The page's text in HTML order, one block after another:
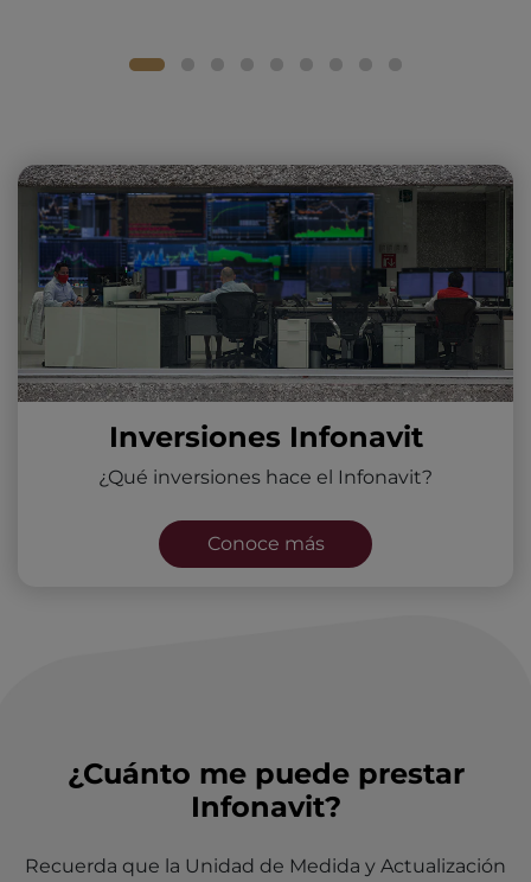
Inversiones Infonavit
¿Qué inversiones hace el Infonavit?
Conoce más
¿Cuánto me puede prestar
Infonavit?
Recuerda que la Unidad de Medida y Actualización